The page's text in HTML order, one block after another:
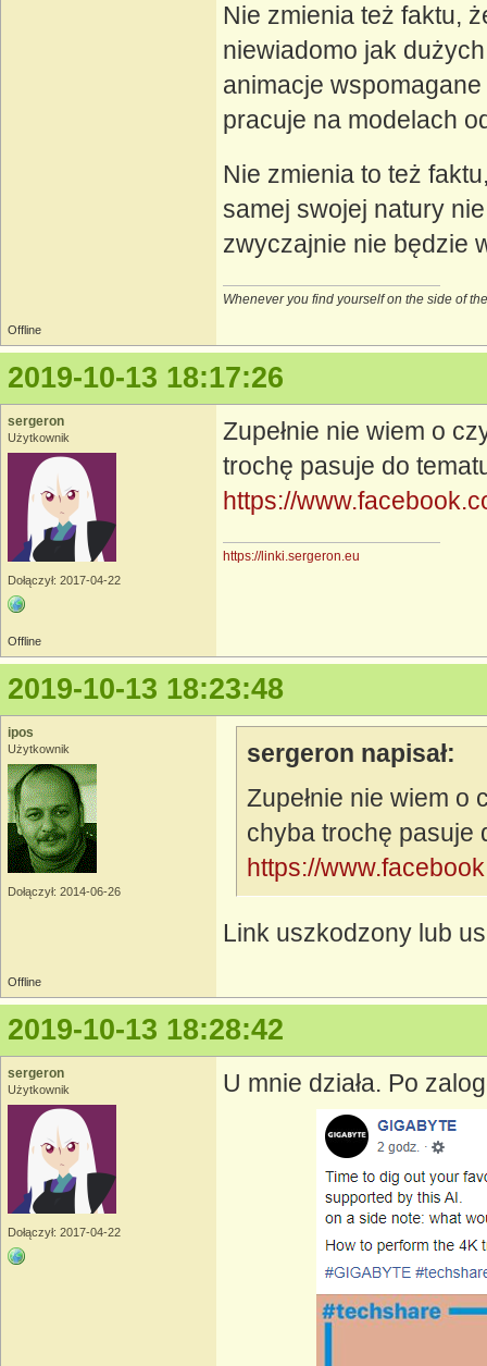
Nie zmienia też faktu,
niewiadomo jak
animacje
pracuje na modelach
Nie zmienia to też
samej swojej natury
zwyczajnie nie będzie
Whenever you find yourself on the side of
Offline
2019-10-13 18:17:26
sergeron
Użytkownik
Dołączył: 2017-04-22
Zupełnie nie wiem o
trochę pasuje do
https://
https://linki.sergeron.eu
Offline
2019-10-13 18:23:48
ipos
Użytkownik
Dołączył: 2014-06-26
sergeron napisał:
Zupełnie nie wiem o
chyba trochę pasuje
https://
Link uszkodzony lub
Offline
2019-10-13 18:28:42
sergeron
Użytkownik
Dołączył: 2017-04-22
U mnie działa. Po